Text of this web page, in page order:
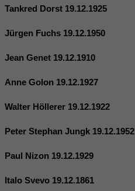
Tankred Dorst 19.12.1925
Jürgen Fuchs 19.12.1950
Jean Genet 19.12.1910
Anne Golon 19.12.1927
Walter Höllerer 19.12.1922
Peter Stephan Jungk 19.12.1952
Paul Nizon 19.12.1929
Italo Svevo 19.12.1861